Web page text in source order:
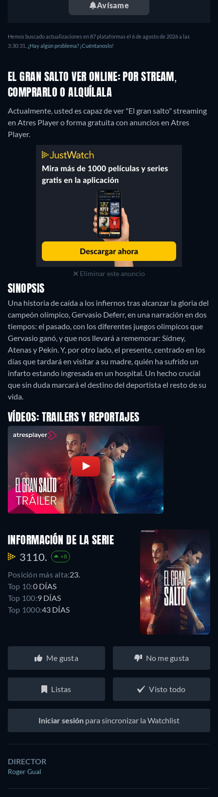
Avísame
Hemos buscado actualizaciones en 87 plataformas el 6 de agosto de 2026 a las
3:30:31. ¿Hay algún problema? ¡Cuéntanoslo!
EL GRAN SALTO VER ONLINE: POR STREAM,
COMPRARLO O ALQUÍLALA
Actualmente, usted es capaz de ver "El gran salto" streaming
en Atres Player o forma gratuita con anuncios en Atres
Player.
Eliminar este anuncio
SINOPSIS
Una historia de caída a los infiernos tras alcanzar la gloria del
campeón olímpico, Gervasio Deferr, en una narración en dos
tiempos: el pasado, con los diferentes juegos olímpicos que
Gervasio ganó, y que nos llevará a rememorar: Sídney,
Atenas y Pekín. Y, por otro lado, el presente, centrado en los
días que tardará en visitar a su madre, quién ha sufrido un
infarto estando ingresada en un hospital. Un hecho crucial
que sin duda marcará el destino del deportista el resto de su
vida.
VÍDEOS: TRAILERS Y REPORTAJES
INFORMACIÓN DE LA SERIE
3110. +8
Posición más alta:23.
Top 10:0 DÍAS
Top 100:9 DÍAS
Top 1000:43 DÍAS
Me gusta No me gusta
Listas Visto todo
Iniciar sesión para sincronizar la Watchlist
DIRECTOR
Roger Gual